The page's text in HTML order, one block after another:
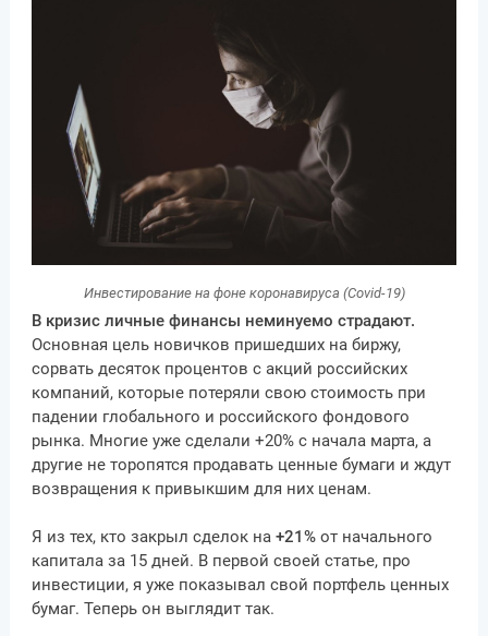
Инвестирование на фоне коронавируса (Covid-19)
В кризис личные финансы неминуемо страдают.
Основная цель новичков пришедших на биржу,
сорвать десяток процентов с акций российских
компаний, которые потеряли свою стоимость при
падении глобального и российского фондового
рынка. Многие уже сделали +20% с начала марта, а
другие не торопятся продавать ценные бумаги и ждут
возвращения к привыкшим для них ценам.
Я из тех, кто закрыл сделок на +21%от начального
капитала за 15 дней. В первой своей статье, про
инвестиции, я уже показывал свой портфель ценных
бумаг. Теперь он выглядит так.